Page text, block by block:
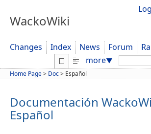
WackoWiki
Changes Index News Forum
more▼ Search:
Home Page> Doc> Español
Documentación
Español